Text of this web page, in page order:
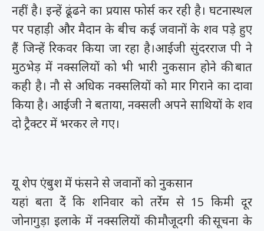
नहीं है। इन्हें ढूंढने का प्रयास फोर्स कर रही है। घटनास्थल
पर पहाड़ी और मैदान के बीच कई जवानों के शव पड़े हुए
हैं जिन्हें रिकवर किया जा रहा है।आईजी सुंदरराज पी ने
मुठभेड़ में नक्सलियों को भी भारी नुकसान होने की बात
कही है। नौ से अधिक नक्सलियों को मार गिराने का दावा
किया है। आईजी ने बताया, नक्सली अपने साथियों के शव
दो ट्रैक्टर में भरकर ले गए।
यू शेप एंबुश में फंसने से जवानों को नुकसान
यहां बता देें कि शनिवार को तर्रेम से 15 किमी दूर
जोनागुड़ा इलाके में नक्सलियों की मौजूदगी की सूचना के